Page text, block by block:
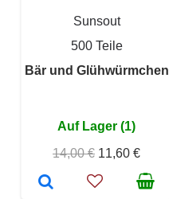
Sunsout
500 Teile
Bär und Glühwürmchen
Auf Lager (1)
14,00 € 11,60 €